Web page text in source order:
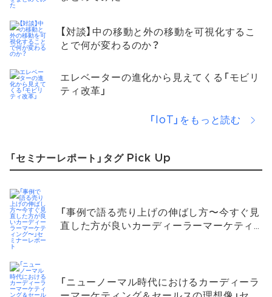
【対談】中の移動と外の移動を可視化するこ
とで何が変わるのか？
エレベーターの進化から見えてくる「モビリ
ティ改革」
「IoT」をもっと読む
「セミナーレポート」タグ Pick Up
「事例で語る売り上げの伸ばし方〜今すぐ見
直した方が良いカーディーラーマーケティ
「ニューノーマル時代におけるカーディーラ